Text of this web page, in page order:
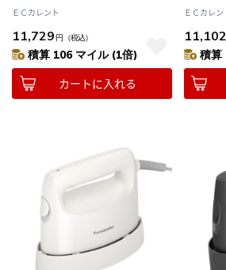
ＥＣカレント
11,729 円 （税込）
積算 106 マイル (1倍)
カートに入れる
ＥＣカレン
11,102
積算